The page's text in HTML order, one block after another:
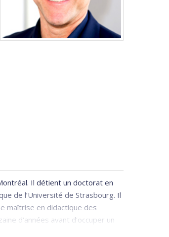
Il détient un doctorat en
de l’Université de Strasbourg. Il
maîtrise en didactique des
d’années avant d'occuper un
la lecture et de l’écriture du